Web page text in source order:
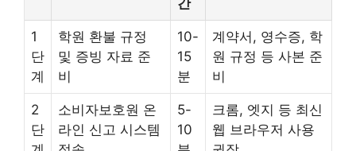
간
1
단
계
학원 환불 규정
및 증빙 자료 준
비
10-
15
분
계약서, 영수증, 학
원 규정 등 사본 준
비
2
단
소비자보호원 온
라인 신고 시스템
5-
10
크롬, 엣지 등 최신
웹 브라우저 사용